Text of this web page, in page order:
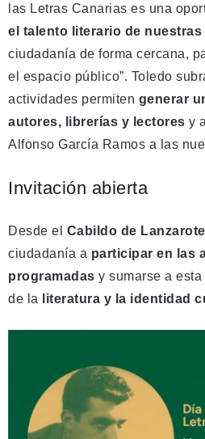
las Letras Canarias es una
el talento literario de nuestras
ciudadanía de forma cercana,
el espacio público”. Toledo
actividades permiten generar
autores, librerías y lectores y
Alfonso García Ramos a las
Invitación abierta
Desde el Cabildo de Lanzarote
ciudadanía a participar en las
programadas y sumarse a
de la
literatura y la identidad